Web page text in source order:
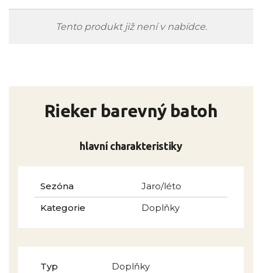
Tento produkt již není v nabídce.
Rieker barevný batoh
hlavní charakteristiky
Sezóna
Jaro/léto
Kategorie
Doplňky
Typ Doplňky